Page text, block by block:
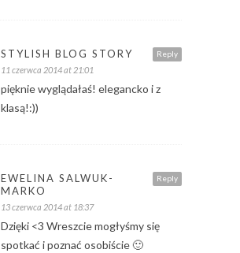
Reply
STYLISH BLOG STORY
11 czerwca 2014 at 21:01
pięknie wyglądałaś! elegancko i z
klasą!:))
Reply
EWELINA SALWUK-
MARKO
13 czerwca 2014 at 18:37
Dzięki <3 Wreszcie mogłyśmy się
spotkać i poznać osobiście 🙂